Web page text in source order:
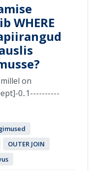
WHERE
on
0..1----------
OUTER JOIN